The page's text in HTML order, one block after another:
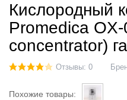
Кислородный
Promedica
concentrator)
Отзывы: 0
Похожие товары: